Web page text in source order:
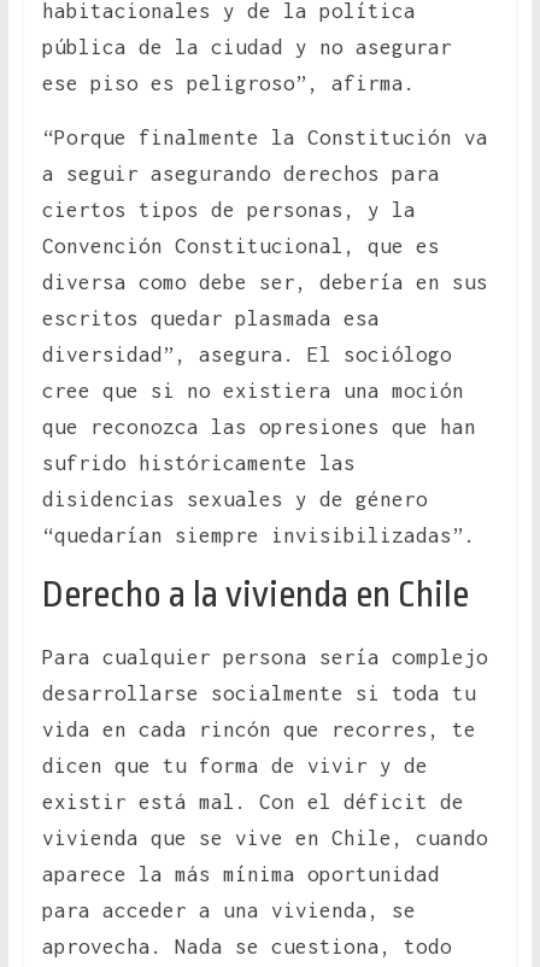
habitacionales y de la política
pública de la ciudad y no asegurar
ese piso es peligroso”, afirma.
“Porque finalmente la Constitución va
a seguir asegurando derechos para
ciertos tipos de personas, y la
Convención Constitucional, que es
diversa como debe ser, debería en sus
escritos quedar plasmada esa
diversidad”, asegura. El sociólogo
cree que si no existiera una moción
que reconozca las opresiones que han
sufrido históricamente las
disidencias sexuales y de género
“quedarían siempre invisibilizadas”.
Derecho a la vivienda en Chile
Para cualquier persona sería complejo
desarrollarse socialmente si toda tu
vida en cada rincón que recorres, te
dicen que tu forma de vivir y de
existir está mal. Con el déficit de
vivienda que se vive en Chile, cuando
aparece la más mínima oportunidad
para acceder a una vivienda, se
aprovecha. Nada se cuestiona, todo